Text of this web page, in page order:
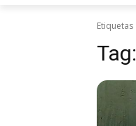
Etiquetas
Tag: